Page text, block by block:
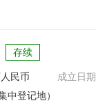
存续
民币
成立日
中登记地）